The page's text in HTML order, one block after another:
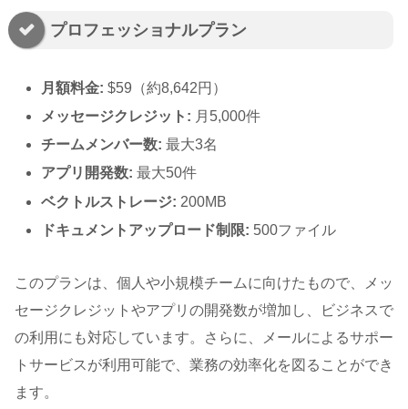
プロフェッショナルプラン
月額料金: $59（約8,642円）
メッセージクレジット: 月5,000件
チームメンバー数: 最大3名
アプリ開発数: 最大50件
ベクトルストレージ: 200MB
ドキュメントアップロード制限: 500ファイル
このプランは、個人や小規模チームに向けたもので、メッ
セージクレジットやアプリの開発数が増加し、ビジネスで
の利用にも対応しています。さらに、メールによるサポー
トサービスが利用可能で、業務の効率化を図ることができ
ます。